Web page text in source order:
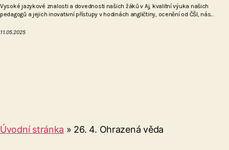
Vysoké jazykové znalosti a dovednosti našich žáků v Aj, kvalitní výuka našich
pedagogů a jejich inovativní přístupy v hodinách angličtiny, ocenění od ČŠI, nás...
11.05.2025
Úvodní stránka » 26. 4. Ohrazená věda